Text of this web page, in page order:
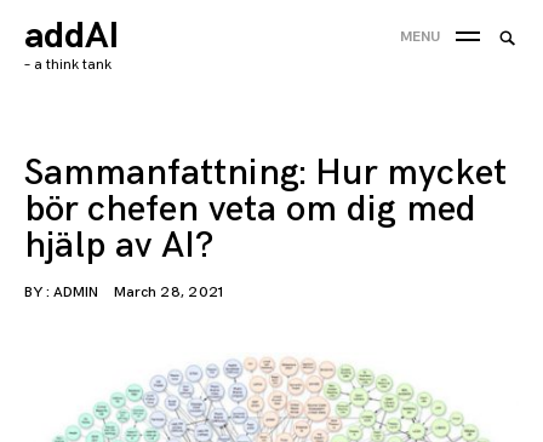
Skip
to
addAI
– a think tank
MENU
Sammanfattning: Hur mycket
bör chefen veta om dig med
hjälp av AI?
BY : ADMIN March 28, 2021